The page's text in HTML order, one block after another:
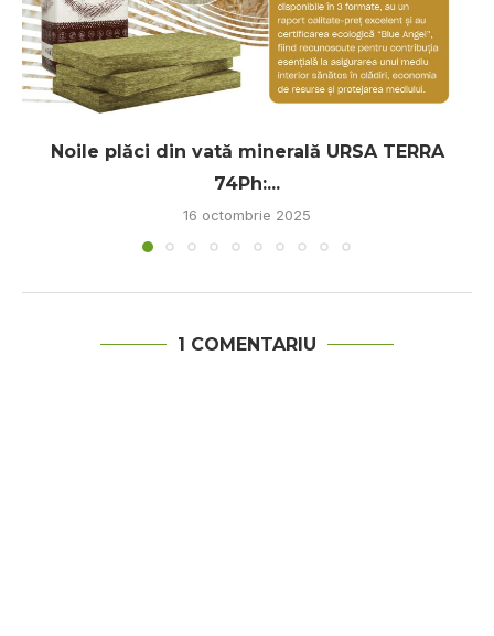
Noile plăci din vată minerală URSA TERRA
74Ph:...
16 octombrie 2025
1 COMENTARIU